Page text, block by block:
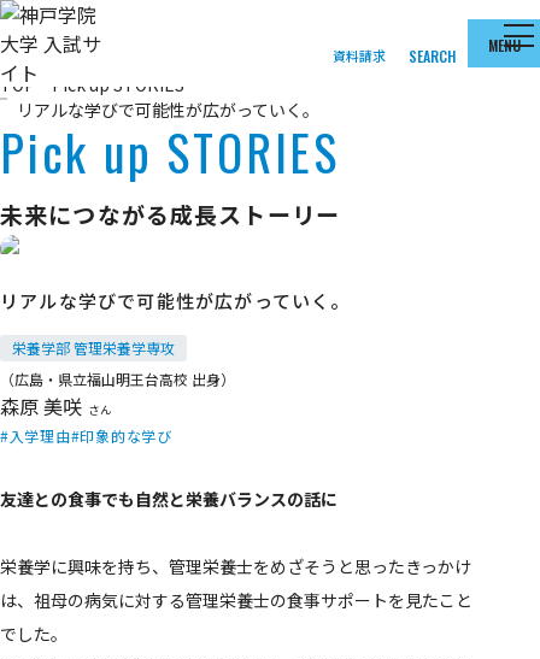
本文へ移動
資料請求 SEARCH
MENU
TOP
Pick up STORIES
リアルな学びで可能性が広がっていく。
Pick up STORIES
未来につながる成長ストーリー
リアルな学びで可能性が広がっていく。
栄養学部 管理栄養学専攻
（広島・県立福山明王台高校 出身）
森原 美咲 さん
入学理由 印象的な学び
友達との食事でも自然と栄養バランスの話に
栄養学に興味を持ち、管理栄養士をめざそうと思ったきっかけ
は、祖母の病気に対する管理栄養士の食事サポートを見たこと
でした。